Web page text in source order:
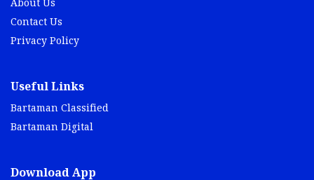
About Us
Contact Us
Privacy Policy
Useful Links
Bartaman Classified
Bartaman Digital
Download App